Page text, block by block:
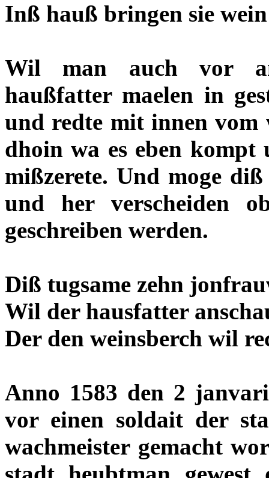
Inß hauß bringen sie
Wil man auch vor
haußfatter maelen in
und redte mit innen
dhoin wa es eben
mißzerete. Und moge
und her verscheiden
geschreiben werden.
Diß tugsame zehn
Wil der hausfatter
Der den weinsberch wil
Anno 1583 den 2
vor einen soldait der
wachmeister gemacht